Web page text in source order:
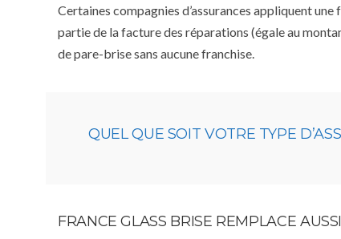
Certaines compagnies d’assurances appliquent une
partie de la facture des réparations (égale au
de pare-brise sans aucune franchise.
QUEL QUE SOIT VOTRE TYPE
FRANCE GLASS BRISE REMPLACE